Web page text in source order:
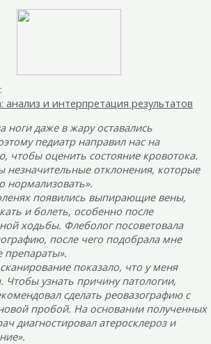
и интерпретация результатов
ноги даже в жару оставались
педиатр направил нас на
чтобы оценить состояние кровотока.
незначительные отклонения, которые
нормализовать».
появились выпирающие вены,
и болеть, особенно после
ходьбы. Флеболог посоветовала
после чего подобрала мне
препараты».
показало, что у меня
Чтобы узнать причину патологии,
сделать реовазографию с
пробой. На основании полученных
диагностировал атеросклероз и